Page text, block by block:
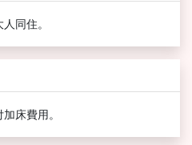
同住。
床費用。